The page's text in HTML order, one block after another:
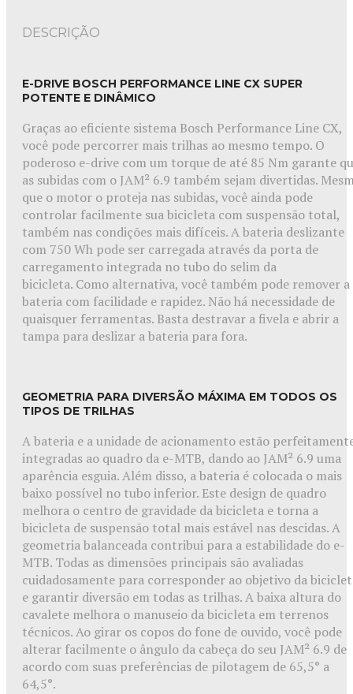
DESCRIÇÃO
E-DRIVE BOSCH PERFORMANCE LINE CX SUPER
POTENTE E DINÂMICO
Graças ao eficiente sistema Bosch Performance Line CX,
você pode percorrer mais trilhas ao mesmo tempo. O
poderoso e-drive com um torque de até 85 Nm garante
as subidas com o JAM² 6.9 também sejam divertidas.
que o motor o proteja nas subidas, você ainda pode
controlar facilmente sua bicicleta com suspensão total,
também nas condições mais difíceis. A bateria deslizante
com 750 Wh pode ser carregada através da porta de
carregamento integrada no tubo do selim da
bicicleta. Como alternativa, você também pode remover a
bateria com facilidade e rapidez. Não há necessidade de
quaisquer ferramentas. Basta destravar a fivela e abrir a
tampa para deslizar a bateria para fora.
GEOMETRIA PARA DIVERSÃO MÁXIMA EM TODOS OS
TIPOS DE TRILHAS
A bateria e a unidade de acionamento estão
integradas ao quadro da e-MTB, dando ao JAM² 6.9 uma
aparência esguia. Além disso, a bateria é colocada o mais
baixo possível no tubo inferior. Este design de quadro
melhora o centro de gravidade da bicicleta e torna a
bicicleta de suspensão total mais estável nas descidas. A
geometria balanceada contribui para a estabilidade do e-
MTB. Todas as dimensões principais são avaliadas
cuidadosamente para corresponder ao objetivo da
e garantir diversão em todas as trilhas. A baixa altura do
cavalete melhora o manuseio da bicicleta em terrenos
técnicos. Ao girar os copos do fone de ouvido, você pode
alterar facilmente o ângulo da cabeça do seu JAM² 6.9 de
acordo com suas preferências de pilotagem de 65,5° a
64,5°.